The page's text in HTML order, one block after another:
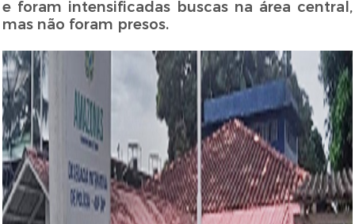
e foram intensificadas buscas na área central,
mas não foram presos.